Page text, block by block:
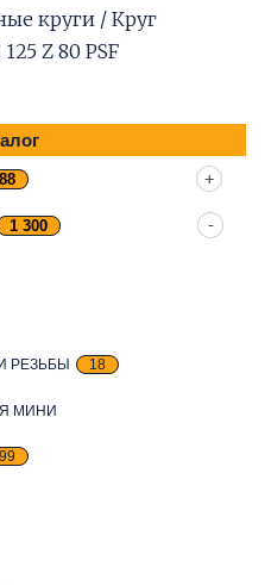
круги / Круг
Z 80 PSF
1 300
РЕЗЬБЫ 18
МИНИ
99